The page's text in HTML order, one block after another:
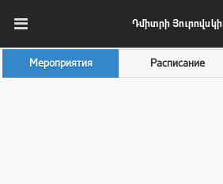
Դմիտրի Յուրովսկի
Мероприятия Расписание